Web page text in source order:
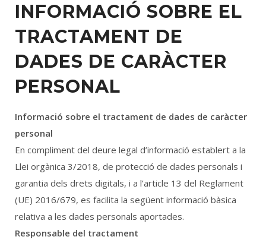
INFORMACIÓ SOBRE EL
TRACTAMENT DE
DADES DE CARÀCTER
PERSONAL
Informació sobre el tractament de dades de caràcter
personal
En compliment del deure legal d’informació establert a la
Llei orgànica 3/2018, de protecció de dades personals i
garantia dels drets digitals, i a l’article 13 del Reglament
(UE) 2016/679, es facilita la següent informació bàsica
relativa a les dades personals aportades.
Responsable del tractament